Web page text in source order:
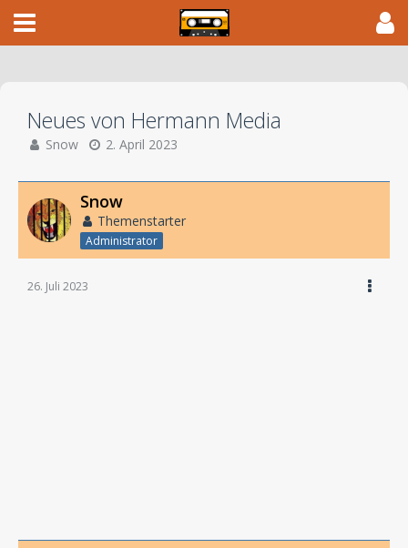
Neues von Hermann Media
Snow 2. April 2023
Snow
Themenstarter
Administrator
26. Juli 2023